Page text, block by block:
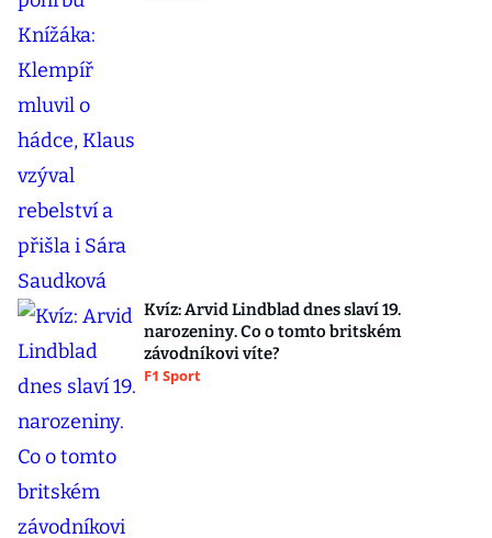
Kvíz: Arvid Lindblad dnes slaví 19.
narozeniny. Co o tomto britském
závodníkovi víte?
F1 Sport